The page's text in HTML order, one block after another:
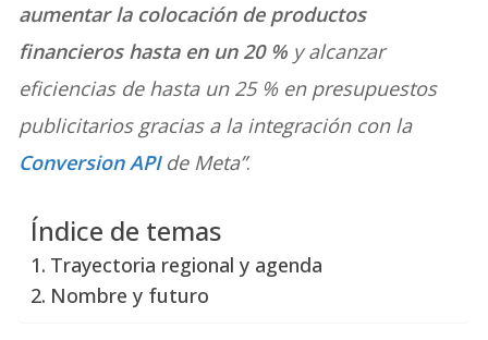
aumentar la colocación de productos
financieros hasta en un 20 % y alcanzar
eficiencias de hasta un 25 % en presupuestos
publicitarios gracias a la integración con la
Conversion APIde Meta”.
Índice de temas
Trayectoria regional y agenda
Nombre y futuro